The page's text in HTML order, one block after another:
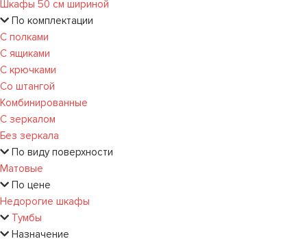
Шкафы 50 см шириной
По комплектации
С полками
С ящиками
С крючками
Со штангой
Комбинированные
С зеркалом
Без зеркала
По виду поверхности
Матовые
По цене
Недорогие шкафы
Тумбы
Назначение